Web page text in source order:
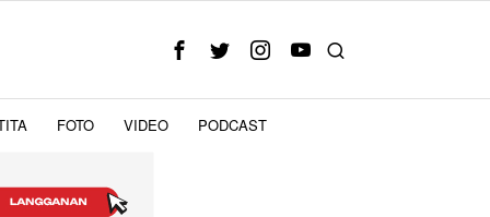
FOTO VIDEO PODCAST